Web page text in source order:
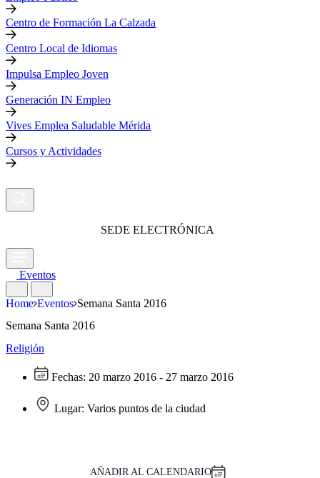
Centro de Formación La Calzada
Centro Local de Idiomas
Impulsa Empleo Joven
Generación IN Empleo
Vives Emplea Saludable Mérida
Cursos y Actividades
SEDE ELECTRÓNICA
Eventos
Home Eventos Semana Santa 2016
Semana Santa 2016
Religión
Fechas: 20 marzo 2016 - 27 marzo 2016
Lugar: Varios puntos de la ciudad
AÑADIR AL CALENDARIO